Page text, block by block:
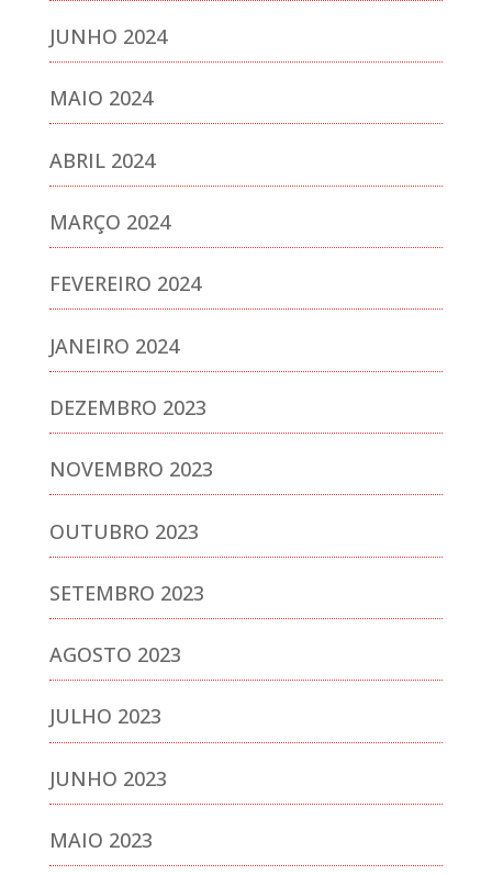
JUNHO 2024
MAIO 2024
ABRIL 2024
MARÇO 2024
FEVEREIRO 2024
JANEIRO 2024
DEZEMBRO 2023
NOVEMBRO 2023
OUTUBRO 2023
SETEMBRO 2023
AGOSTO 2023
JULHO 2023
JUNHO 2023
MAIO 2023